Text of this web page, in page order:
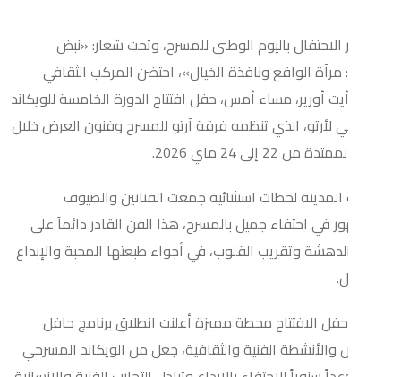
باليوم الوطني للمسرح، وتحت شعار: «نبض
الواقع ونافذة الخيال»، احتضن المركب الثقافي
مساء أمس، حفل افتتاح الدورة الخامسة للويكاند
الذي تنظمه فرقة آرتو للمسرح وفنون العرض خلال
لحظات استثنائية جمعت الفنانين والضيوف
جميل بالمسرح، هذا الفن القادر دائماً على
وتقريب القلوب، في أجواء طبعتها المحبة والإبداع
محطة مميزة أعلنت انطلاق برنامج حافل
الفنية والثقافية، جعل من الويكاند المسرحي